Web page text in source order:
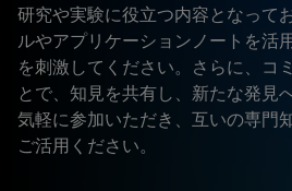
研究や実験に役立つ内容となって
ルやアプリケーションノートを活
を刺激してください。さらに、コ
とで、知見を共有し、新たな発見
気軽に参加いただき、互いの専門
ご活用ください。